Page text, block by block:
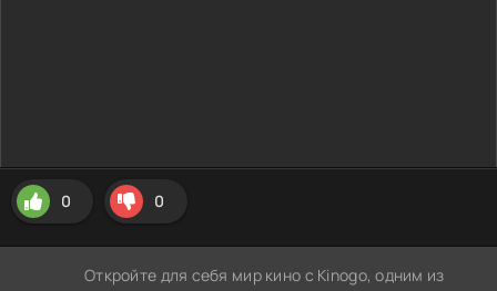
0 0
Откройте для себя мир кино с Kinogo, одним из